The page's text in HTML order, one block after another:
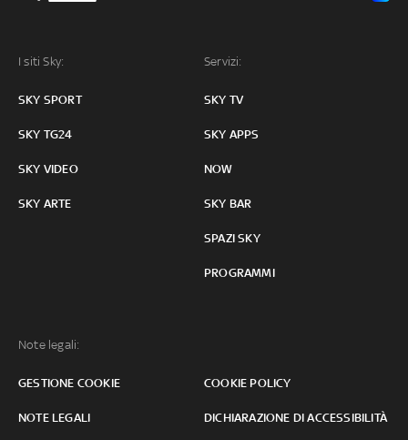
I siti Sky:
SKY SPORT
SKY TG24
SKY VIDEO
SKY ARTE
Servizi:
SKY TV
SKY APPS
NOW
SKY BAR
SPAZI SKY
PROGRAMMI
Note legali:
GESTIONE COOKIE COOKIE POLICY
NOTE LEGALI DICHIARAZIONE DI ACCESSIBILITÀ